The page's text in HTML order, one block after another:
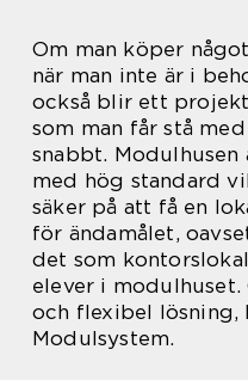
Om man köper
när man inte är i
också blir ett
som man får stå
snabbt.
med hög standard
säker på att få en
för ändamålet,
det som
elever i modulhuset.
och flexibel lösning,
Modulsystem.